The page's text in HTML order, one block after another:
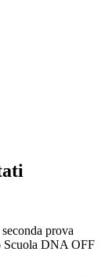
prova
Scuola DNA OFF